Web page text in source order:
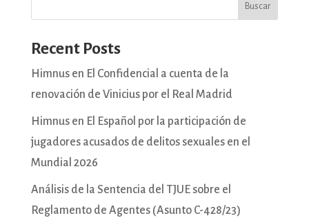
Buscar
Recent Posts
Himnus en El Confidencial a cuenta de la
renovación de Vinicius por el Real Madrid
Himnus en El Español por la participación de
jugadores acusados de delitos sexuales en el
Mundial 2026
Análisis de la Sentencia del TJUE sobre el
Reglamento de Agentes (Asunto C-428/23)